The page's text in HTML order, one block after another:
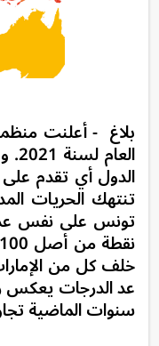
بلاغ - أعلنت
العام لسنة 2021. و
الدول أي تقدم على
تنتهك الحريات
نقطة من أصل 100 محتلة المرتبة 70
خلف كل من
عد الدرجات يعكس
سنوات الماضية